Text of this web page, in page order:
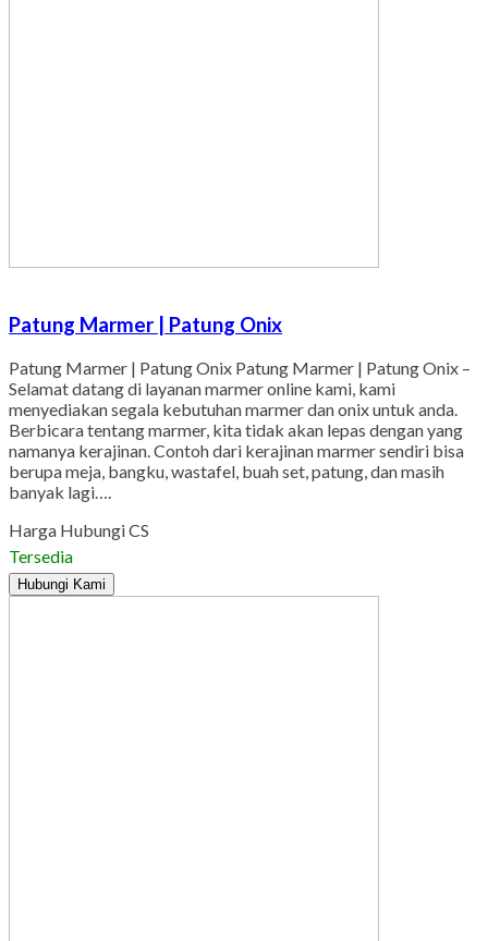
Patung Marmer | Patung Onix
Patung Marmer | Patung Onix Patung Marmer | Patung Onix –
Selamat datang di layanan marmer online kami, kami
menyediakan segala kebutuhan marmer dan onix untuk anda.
Berbicara tentang marmer, kita tidak akan lepas dengan yang
namanya kerajinan. Contoh dari kerajinan marmer sendiri bisa
berupa meja, bangku, wastafel, buah set, patung, dan masih
banyak lagi….
Harga Hubungi CS
Tersedia
Hubungi Kami